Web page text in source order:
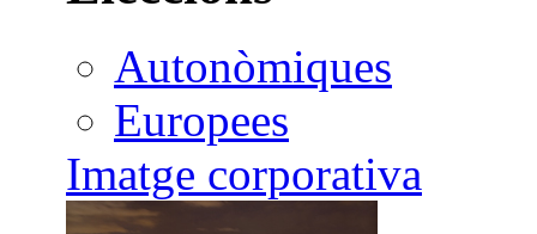
Autonòmiques
Europees
Imatge corporativa